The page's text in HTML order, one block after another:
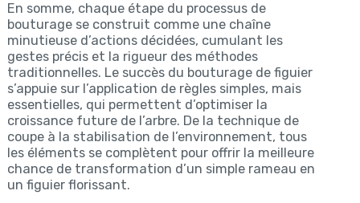
En somme, chaque étape du processus de
bouturage se construit comme une chaîne
minutieuse d’actions décidées, cumulant les
gestes précis et la rigueur des méthodes
traditionnelles. Le succès du bouturage de figuier
s’appuie sur l’application de règles simples, mais
essentielles, qui permettent d’optimiser la
croissance future de l’arbre. De la technique de
coupe à la stabilisation de l’environnement, tous
les éléments se complètent pour offrir la meilleure
chance de transformation d’un simple rameau en
un figuier florissant.